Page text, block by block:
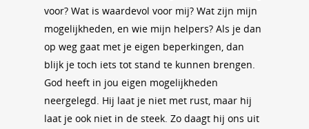
voor? Wat is waardevol voor mij? Wat zijn mijn
mogelijkheden, en wie mijn helpers? Als je dan
op weg gaat met je eigen beperkingen, dan
blijk je toch iets tot stand te kunnen brengen.
God heeft in jou eigen mogelijkheden
neergelegd. Hij laat je niet met rust, maar hij
laat je ook niet in de steek. Zo daagt hij ons uit